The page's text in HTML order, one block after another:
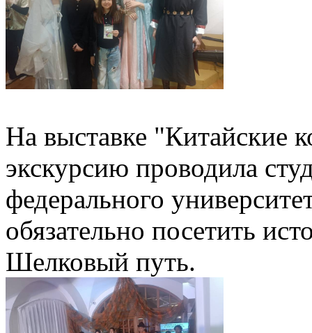
На выставке "Китайские
экскурсию проводила
федерального
обязательно посетить
Шелковый путь.